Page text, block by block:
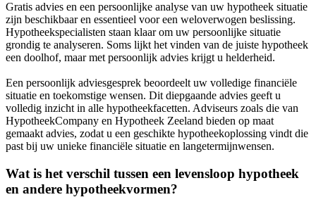
Gratis advies en een persoonlijke analyse van uw hypotheek situatie
zijn beschikbaar en essentieel voor een weloverwogen beslissing.
Hypotheekspecialisten staan klaar om uw persoonlijke situatie
grondig te analyseren. Soms lijkt het vinden van de juiste hypotheek
een doolhof, maar met persoonlijk advies krijgt u helderheid.
Een persoonlijk adviesgesprek beoordeelt uw volledige financiële
situatie en toekomstige wensen. Dit diepgaande advies geeft u
volledig inzicht in alle hypotheekfacetten. Adviseurs zoals die van
HypotheekCompany en Hypotheek Zeeland bieden op maat
gemaakt advies, zodat u een geschikte hypotheekoplossing vindt die
past bij uw unieke financiële situatie en langetermijnwensen.
Wat is het verschil tussen een levensloop hypotheek
en andere hypotheekvormen?